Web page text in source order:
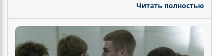
Читать полностью